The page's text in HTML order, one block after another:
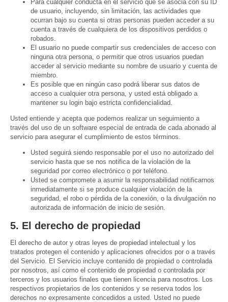
Para cualquier conducta en el servicio que se asocia con su ID
de usuario, incluyendo, sin limitación, las actividades que
ocurran bajo su cuenta si otras personas pueden acceder a su
cuenta a través de cualquiera de los dispositivos perdidos o
robados.
El usuario no puede compartir sus credenciales de acceso con
ninguna otra persona, o permitir que otros usuarios puedan
acceder al servicio mediante su nombre de usuario y cuenta de
miembro.
Es posible que en ningún caso podrá liberar sus datos de
acceso a cualquier otra persona, y usted está obligado a
mantener su login bajo estricta confidencialidad.
Usted entiende y acepta que podemos realizar un seguimiento a
través del uso de un software especial de entrada de cada abonado al
servicio para asegurar el cumplimiento de estos términos.
Usted seguirá siendo responsable por el uso no autorizado del
servicio hasta que se nos notifica de la violación de la
seguridad por correo electrónico o por teléfono.
Usted se compromete a asumir la responsabilidad notificarnos
inmediatamente si se produce cualquier violación de la
seguridad, el robo o pérdida de la conexión, o la divulgación no
autorizada de información de inicio de sesión.
5. El derecho de propiedad
El derecho de autor y otras leyes de propiedad intelectual y los
tratados protegen el contenido y aplicaciones ofrecidos por o a través
del Servicio. El Servicio incluye contenido de propiedad o controlada
por nosotros, así como el contenido de propiedad o controlada por
terceros y los usuarios finales que tienen licencia para nosotros. Los
respectivos propietarios de los contenidos y se reserva todos los
derechos no expresamente concedidos a usted. Usted no puede